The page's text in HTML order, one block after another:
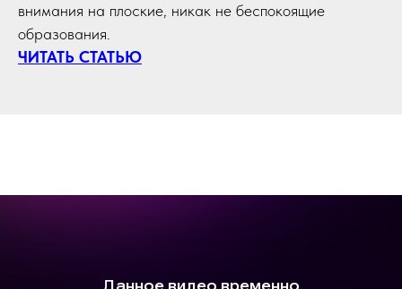
внимания на плоские, никак не беспокоящие
образования.
ЧИТАТЬ СТАТЬЮ